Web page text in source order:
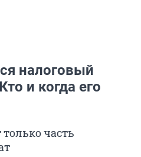
налоговый
и когда его
часть